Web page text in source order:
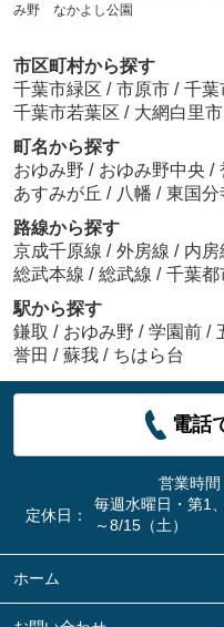
み野 なかよし公園
市区町村から探す
千葉市緑区 / 市原市 / 千葉
千葉市若葉区 / 大網白里市
町名から探す
おゆみ野 / おゆみ野中央 /
あすみが丘 / 八幡 / 東国分
路線から探す
京成千原線 / 外房線 / 内房
総武本線 / 総武線 / 千葉都
駅から探す
鎌取 / おゆみ野 / 学園前 /
誉田 / 蘇我 / ちはら台
電話
営業時間
定休日：
毎週水曜日・第1
～8/15（土）
ホーム